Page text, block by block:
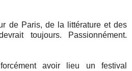
de Paris, de la littérature et des
toujours. Passionnément.
avoir lieu un festival